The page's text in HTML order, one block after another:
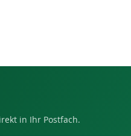
in Ihr Postfach.